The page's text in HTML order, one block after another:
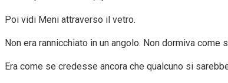
Poi vidi Meni attraverso il vetro.
Non era rannicchiato in un angolo. Non dormiva
Era come se credesse ancora che qualcuno si